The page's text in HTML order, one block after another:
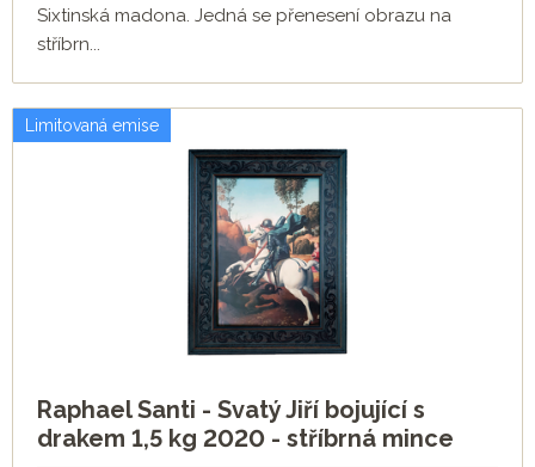
Sixtinská madona. Jedná se přenesení obrazu na
stříbrn...
Limitovaná emise
Raphael Santi - Svatý Jiří bojující s
drakem 1,5 kg 2020 - stříbrná mince